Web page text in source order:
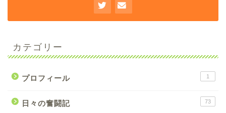
カテゴリー
プロフィール 1
日々の奮闘記 73